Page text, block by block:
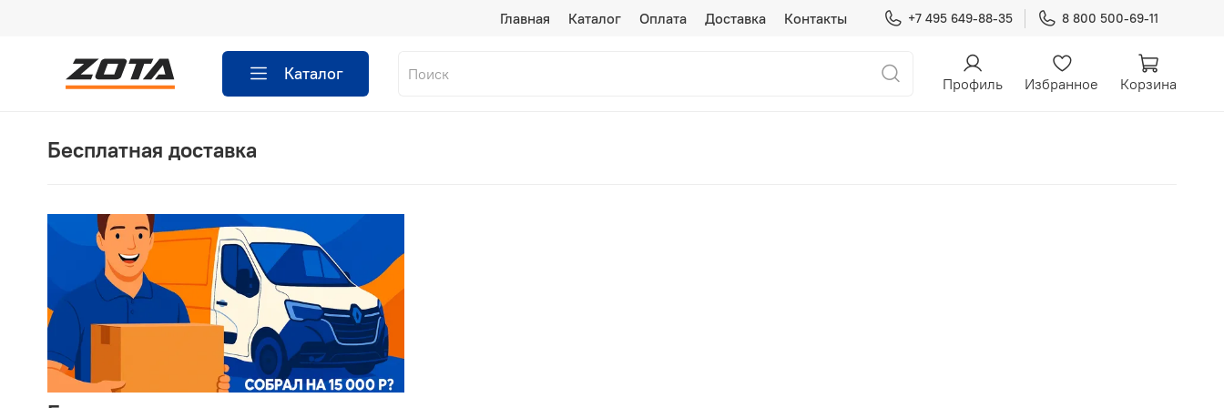
Главная Каталог Оплата Доставка Контакты +7 495 649-88-35 8 800 500-69-11
Каталог Профиль Избранное Корзина
Бесплатная доставка